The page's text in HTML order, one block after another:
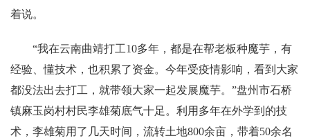
着说。
“我在云南曲靖打工10多年，都是在帮老板种魔芋，有
经验、懂技术，也积累了资金。今年受疫情影响，看到大家
都没法出去打工，就带领大家一起发展魔芋。”盘州市石桥
镇麻玉岗村村民李雄菊底气十足。利用多年在外学到的技
术，李雄菊用了几天时间，流转土地800余亩，带着50余名